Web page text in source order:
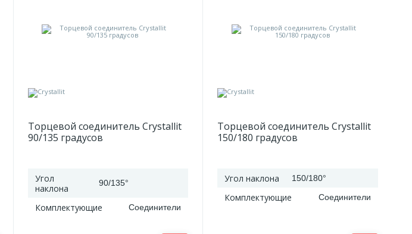
Торцевой соединитель Crystallit
90/135 градусов
Угол
наклона
90/135°
Комплектующие Соединители
Торцевой соединитель Crystallit
150/180 градусов
Угол наклона 150/180°
Комплектующие Соединители